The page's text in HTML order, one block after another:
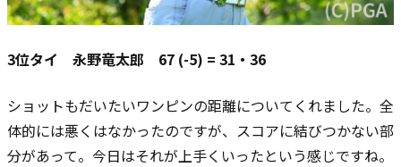
3位タイ 永野竜太郎 67 (-5) = 31・36
ショットもだいたいワンピンの距離についてくれました。 全
体的には悪くはなかったのですが、スコアに結びつかない部
分があって。 今日はそれが上手くいったという感じですね。